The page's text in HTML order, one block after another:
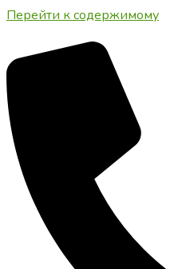
Перейти к содержимому